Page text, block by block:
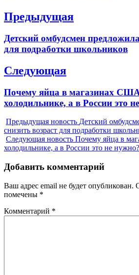
Навигация
записям
Предыдущая
Previous
post:
Детский омбудсмен
для подработки школьников
Следующая
Next
Почему яйца в магазинах
холодильнике, а в России это
Предыдущая новость Детский
снизить возраст для подработки
Следующая новость Почему яйца в
холодильнике, а в России это не нужно?
Добавить комментарий
Ваш адрес email не будет опубликован.
помечены *
Комментарий *